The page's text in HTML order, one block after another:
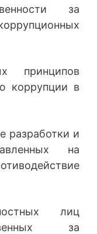
за
принципов
коррупции в
разработки и
на
лиц
за